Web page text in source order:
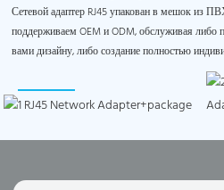
Сетевой адаптер RJ45 упакован в мешок из
поддерживаем OEM и ODM, обслуживая либо
вами дизайну, либо создание полностью